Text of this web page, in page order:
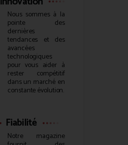
Nous sommes à la
pointe des
dernières
tendances et des
avancées
technologiques
pour vous aider à
rester compétitif
dans un marché en
constante évolution.
Fiabilité
Notre magazine